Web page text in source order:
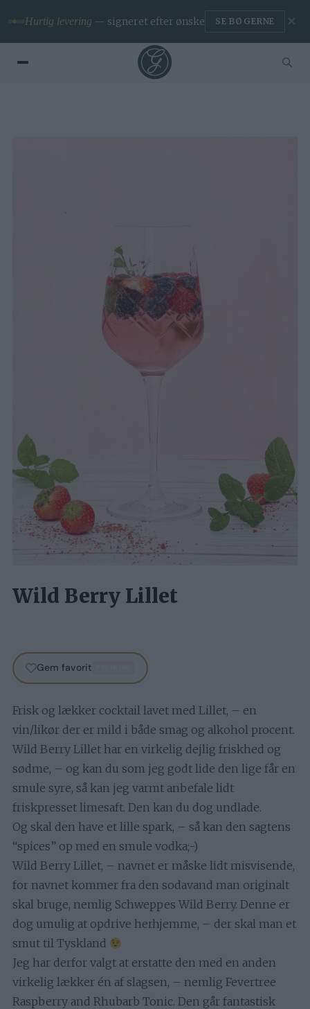
Hurtig levering — signeret efter ønske SE BØGERNE ✕
Wild Berry Lillet
Gem favorit
Frisk og lækker cocktail lavet med Lillet, – en
vin/likør der er mild i både smag og alkohol procent.
Wild Berry Lillet har en virkelig dejlig friskhed og
sødme, – og kan du som jeg godt lide den lige får en
smule syre, så kan jeg varmt anbefale lidt
friskpresset limesaft. Den kan du dog undlade.
Og skal den have et lille spark, – så kan den sagtens
“spices” op med en smule vodka;-)
Wild Berry Lillet, – navnet er måske lidt misvisende,
for navnet kommer fra den sodavand man originalt
skal bruge, nemlig Schweppes Wild Berry. Denne er
dog umulig at opdrive herhjemme, – der skal man et
smut til Tyskland
Jeg har derfor valgt at erstatte den med en anden
virkelig lækker én af slagsen, – nemlig Fevertree
Raspberry and Rhubarb Tonic. Den går fantastisk